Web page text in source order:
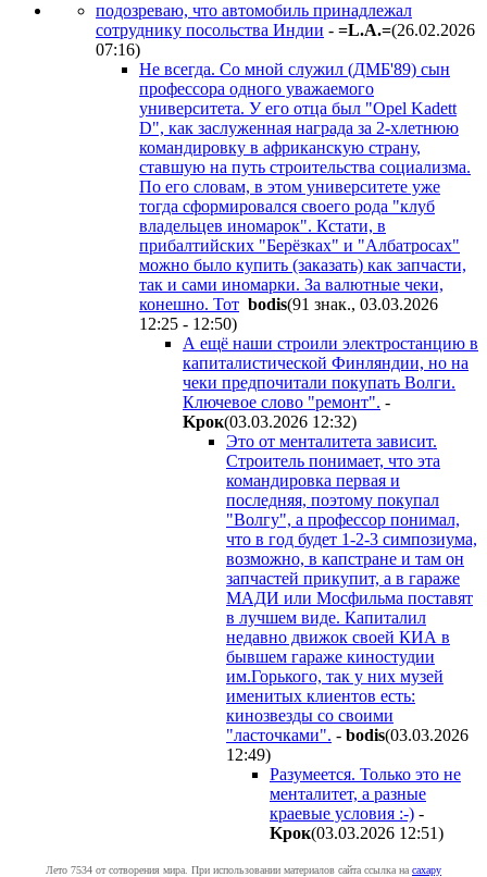
подозреваю, что автомобиль принадлежал
сотруднику посольства Индии - =L.A.=(26.02.2026
07:16)
Не всегда. Со мной служил (ДМБ'89) сын
профессора одного уважаемого
университета. У его отца был "Opel Kadett
D", как заслуженная награда за 2-хлетнюю
командировку в африканскую страну,
ставшую на путь строительства социализма.
По его словам, в этом университете уже
тогда сформировался своего рода "клуб
владельцев иномарок". Кстати, в
прибалтийских "Берёзках" и "Албатросах"
можно было купить (заказать) как запчасти,
так и сами иномарки. За валютные чеки,
конешно. Тот bodis(91 знак., 03.03.2026
12:25 - 12:50)
А ещё наши строили электростанцию в
капиталистической Финляндии, но на
чеки предпочитали покупать Волги.
Ключевое слово "ремонт". -
Kpoк(03.03.2026 12:32)
Это от менталитета зависит.
Строитель понимает, что эта
командировка первая и
последняя, поэтому покупал
"Волгу", а профессор понимал,
что в год будет 1-2-3 симпозиума,
возможно, в капстране и там он
запчастей прикупит, а в гараже
МАДИ или Мосфильма поставят
в лучшем виде. Капиталил
недавно движок своей КИА в
бывшем гараже киностудии
им.Горького, так у них музей
именитых клиентов есть:
кинозвезды со своими
"ласточками". - bodis(03.03.2026
12:49)
Разумеется. Только это не
менталитет, а разные
краевые условия :-) -
Kpoк(03.03.2026 12:51)
Лето 7534 от сотворения мира. При использовании материалов сайта ссылка на caxapу